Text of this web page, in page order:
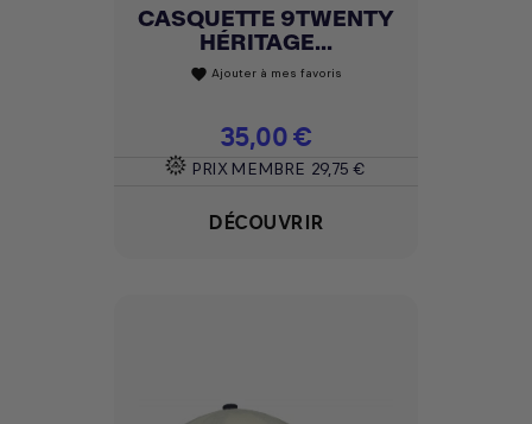
CASQUETTE 9TWENTY
HÉRITAGE...
favorite Ajouter à mes favoris
Prix
35,00 €
PRIX MEMBRE 29,75 €
DÉCOUVRIR